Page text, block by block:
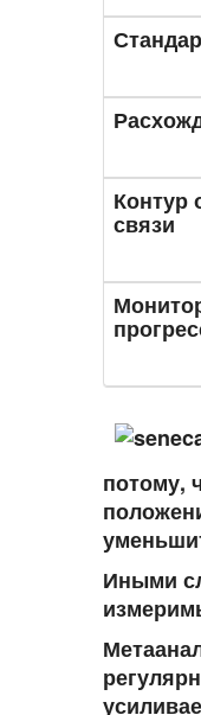
Контур
связи
потому,
Иными